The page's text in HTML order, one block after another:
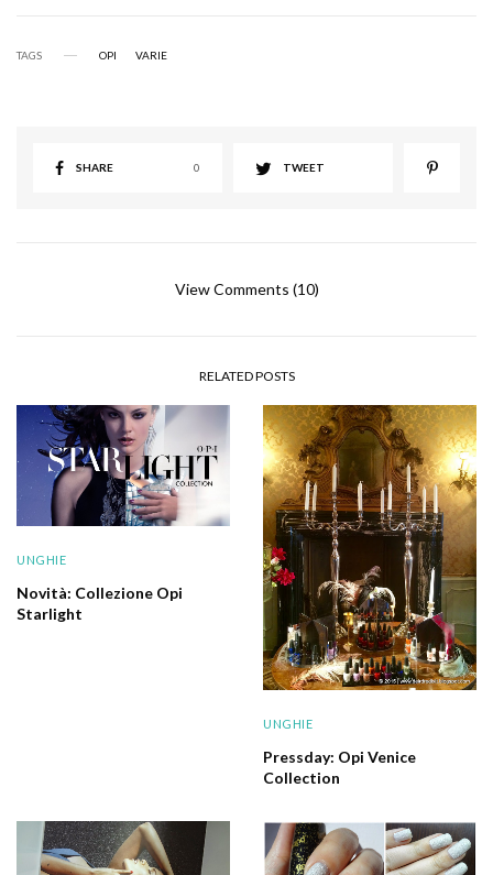
TAGS OPI VARIE
SHARE 0 TWEET
View Comments (10)
RELATED POSTS
UNGHIE
Novità: Collezione Opi
Starlight
UNGHIE
Pressday: Opi Venice
Collection